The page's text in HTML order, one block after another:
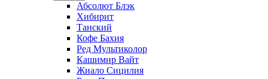
Абсолют Блэк
Хибирит
Танский
Кофе Бахия
Ред Мультиколор
Кашимир Вайт
Жиало Сицилия